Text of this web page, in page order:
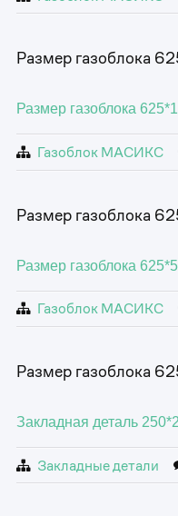
Размер газоблока
Размер газоблока
Газоблок МАСИКС
Размер газоблока
Размер газоблока
Газоблок МАСИКС
Размер газоблока
Закладная деталь
Закладные детали